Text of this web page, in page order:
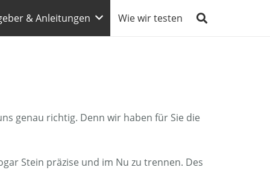
& Anleitungen Wie wir testen
genau richtig. Denn wir haben für Sie die
Stein präzise und im Nu zu trennen. Des